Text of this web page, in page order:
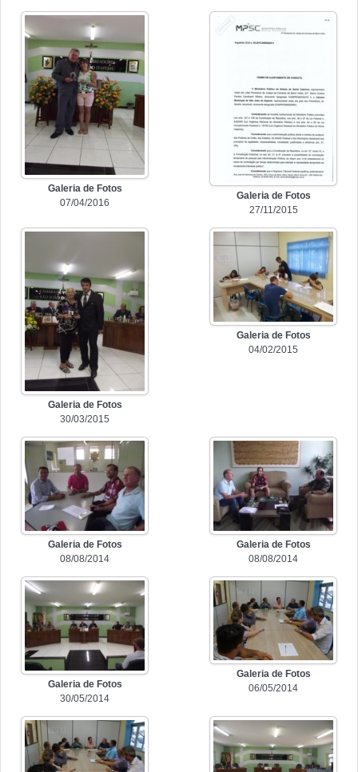
Galeria de Fotos
07/04/2016
Galeria de Fotos
27/11/2015
Galeria de Fotos
30/03/2015
Galeria de Fotos
04/02/2015
Galeria de Fotos
08/08/2014
Galeria de Fotos
08/08/2014
Galeria de Fotos
30/05/2014
Galeria de Fotos
06/05/2014